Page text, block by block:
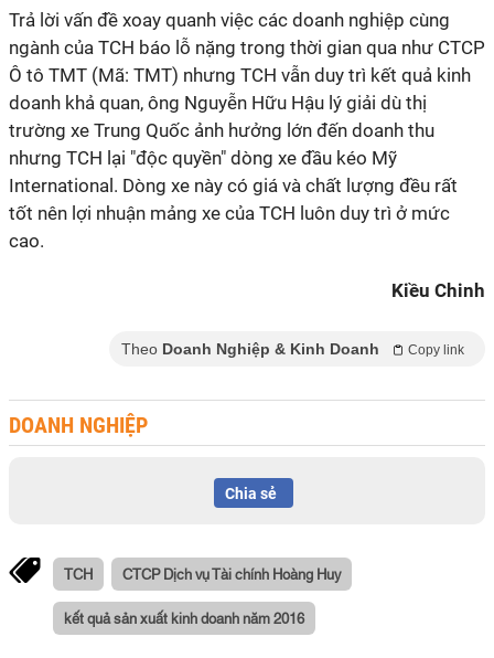
Trả lời vấn đề xoay quanh việc các doanh nghiệp cùng
ngành của TCH báo lỗ nặng trong thời gian qua như CTCP
Ô tô TMT (Mã: TMT) nhưng TCH vẫn duy trì kết quả kinh
doanh khả quan, ông Nguyễn Hữu Hậu lý giải dù thị
trường xe Trung Quốc ảnh hưởng lớn đến doanh thu
nhưng TCH lại "độc quyền" dòng xe đầu kéo Mỹ
International. Dòng xe này có giá và chất lượng đều rất
tốt nên lợi nhuận mảng xe của TCH luôn duy trì ở mức
cao.
Kiều Chinh
Theo Doanh Nghiệp & Kinh Doanh Copy link
DOANH NGHIỆP
Chia sẻ
TCH CTCP Dịch vụ Tài chính Hoàng Huy
kết quả sản xuất kinh doanh năm 2016